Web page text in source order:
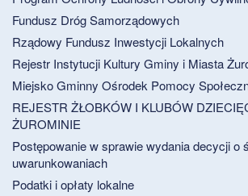
Fundusz Dróg Samorządowych
Rządowy Fundusz Inwestycji Lokalnych
Rejestr Instytucji Kultury Gminy i Miasta
Miejsko Gminny Ośrodek Pomocy
REJESTR ŻŁOBKÓW I KLUBÓW
ŻUROMINIE
Postępowanie w sprawie wydania decycji o
uwarunkowaniach
Podatki i opłaty lokalne